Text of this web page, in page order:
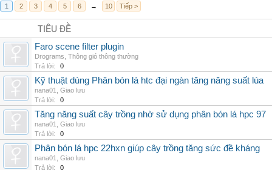
1 2 3 4 5 6 → 10 Tiếp >
TIÊU ĐỀ
Faro scene filter plugin
Drograms Thông gió thông thường
Trả lời:
0
Kỹ thuật dùng Phân bón lá htc đại ngàn tăng năng suất lúa
nana01
Giao lưu
Trả lời:
0
Tăng năng suất cây trồng nhờ sử dụng phân bón lá hpc 97
nana01
Giao lưu
Trả lời:
0
Phân bón lá hpc 22hxn giúp cây trồng tăng sức đề kháng
nana01
Giao lưu
Trả lời:
0